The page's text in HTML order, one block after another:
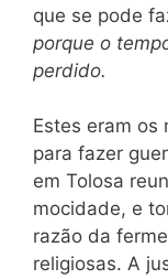
que se pode
porque o
perdido.
Estes eram os
para fazer
em Tolosa
mocidade, e
razão da
religiosas. A